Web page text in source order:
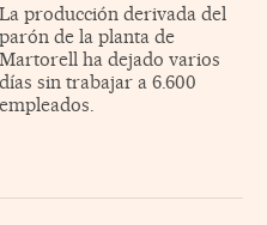
La producción derivada del
parón de la planta de
Martorell ha dejado varios
días sin trabajar a 6.600
empleados.